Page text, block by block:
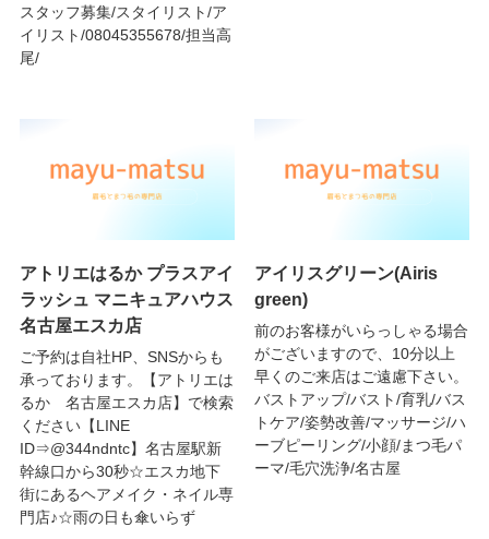
スタッフ募集/スタイリスト/ア
イリスト/08045355678/担当高
尾/
アトリエはるか プラスアイ
ラッシュ マニキュアハウス
名古屋エスカ店
ご予約は自社HP、SNSからも
承っております。【アトリエは
るか 名古屋エスカ店】で検索
ください【LINE
ID⇒@344ndntc】名古屋駅新
幹線口から30秒☆エスカ地下
街にあるヘアメイク・ネイル専
門店♪☆雨の日も傘いらず
アイリスグリーン(Airis
green)
前のお客様がいらっしゃる場合
がございますので、10分以上
早くのご来店はご遠慮下さい。
バストアップ/バスト/育乳/バス
トケア/姿勢改善/マッサージ/ハ
ーブピーリング/小顔/まつ毛パ
ーマ/毛穴洗浄/名古屋